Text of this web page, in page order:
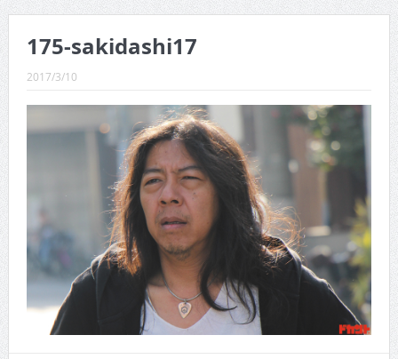
CINEMA×STYLE 289号
CINEMA×STYLE 287号
CINEMA×STYLE 286号
CINEMA×STYLE 285号
CINEMA×STYLE 294号
175-sakidashi17
2017/3/10